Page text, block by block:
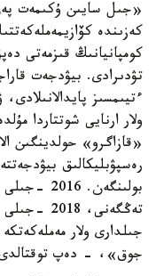
«جىل سايىن ۇكىمەت
كەزىندە
كومپانيانىڭ قىزمەتى
تۋدىرادى. بيۋدجەت
ءتيىمسىز
ولار ارنايى شوتتاردا
«قازاگرو» حولدينگىن
جىلدارى ولار
جوق»، - دەپ توقتالدى